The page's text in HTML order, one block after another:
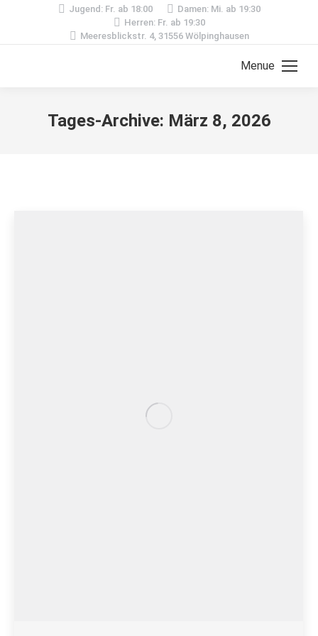
Jugend: Fr. ab 18:00
Damen: Mi. ab 19:30
Herren: Fr. ab 19:30
Meeresblickstr. 4, 31556 Wölpinghausen
Menue
Tages-Archive: März 8, 2026